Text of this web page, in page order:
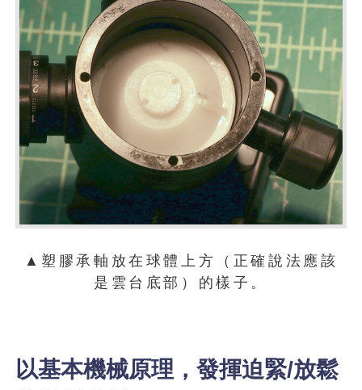
▲塑膠承軸放在球體上方（正確說法應該
是雲台底部）的樣子。
以基本機械原理，發揮迫緊/放鬆